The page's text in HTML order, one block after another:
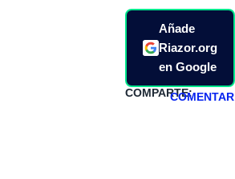
Añade
Riazor.org
en Google
COMPARTE:COMENTAR